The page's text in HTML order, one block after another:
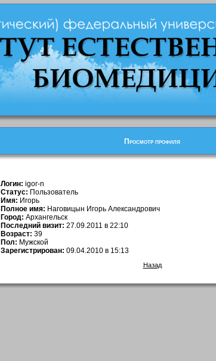
Просмотр профиля
Логин: igor-n
Статус: Пользователь
Имя: Игорь
Полное имя: Наговицын Игорь Александрович
Город: Архангельск
Последний визит: 27.09.2011 в 22:10
Возраст: 39
Пол: Мужской
Зарегистрирован: 09.04.2010 в 15:13
Назад